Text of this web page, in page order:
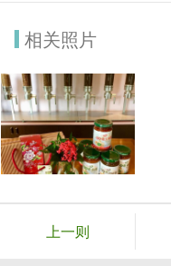
相关照片
上一则